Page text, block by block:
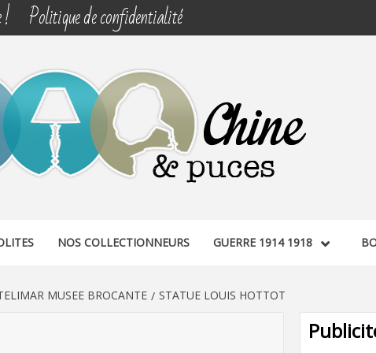
! Politique de confidentialité
NOS COLLECTIONNEURS GUERRE 1914 1918
MUSEE BROCANTE STATUE LOUIS HOTTOT